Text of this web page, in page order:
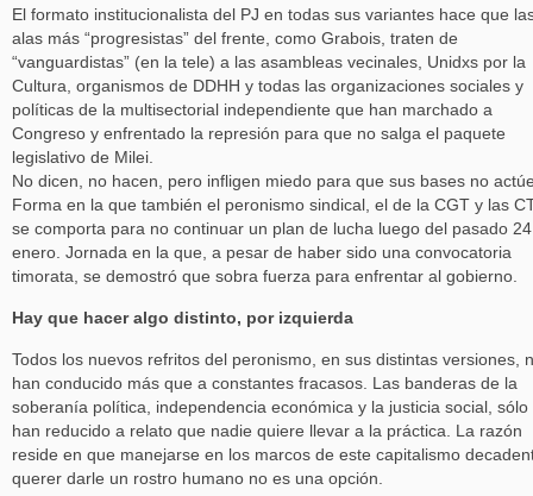
El formato institucionalista del PJ en todas sus variantes hace que
alas más “progresistas” del frente, como Grabois, traten de
“vanguardistas” (en la tele) a las asambleas vecinales, Unidxs por la
Cultura, organismos de DDHH y todas las organizaciones sociales y
políticas de la multisectorial independiente que han marchado a
Congreso y enfrentado la represión para que no salga el paquete
legislativo de Milei.
No dicen, no hacen, pero infligen miedo para que sus bases no
Forma en la que también el peronismo sindical, el de la CGT y las
se comporta para no continuar un plan de lucha luego del pasado
enero. Jornada en la que, a pesar de haber sido una convocatoria
timorata, se demostró que sobra fuerza para enfrentar al gobierno.
Hay que hacer algo distinto, por izquierda
Todos los nuevos refritos del peronismo, en sus distintas versiones,
han conducido más que a constantes fracasos. Las banderas de la
soberanía política, independencia económica y la justicia social, sólo
han reducido a relato que nadie quiere llevar a la práctica. La razón
reside en que manejarse en los marcos de este capitalismo
querer darle un rostro humano no es una opción.